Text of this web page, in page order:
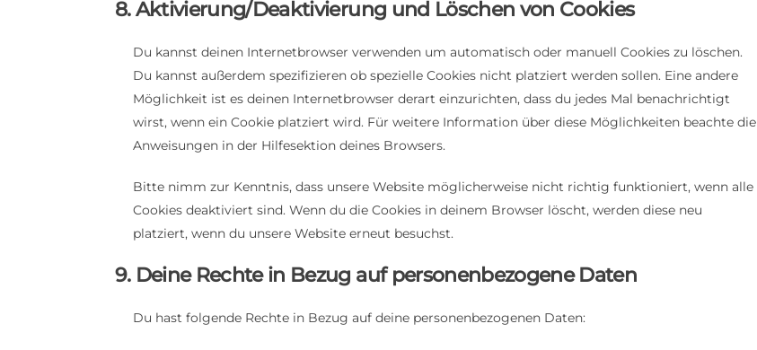
8. Aktivierung/Deaktivierung und Löschen von Cookies
Du kannst deinen Internetbrowser verwenden um automatisch oder manuell Cookies zu löschen.
Du kannst außerdem spezifizieren ob spezielle Cookies nicht platziert werden sollen. Eine andere
Möglichkeit ist es deinen Internetbrowser derart einzurichten, dass du jedes Mal benachrichtigt
wirst, wenn ein Cookie platziert wird. Für weitere Information über diese Möglichkeiten beachte die
Anweisungen in der Hilfesektion deines Browsers.
Bitte nimm zur Kenntnis, dass unsere Website möglicherweise nicht richtig funktioniert, wenn alle
Cookies deaktiviert sind. Wenn du die Cookies in deinem Browser löscht, werden diese neu
platziert, wenn du unsere Website erneut besuchst.
9. Deine Rechte in Bezug auf personenbezogene Daten
Du hast folgende Rechte in Bezug auf deine personenbezogenen Daten: